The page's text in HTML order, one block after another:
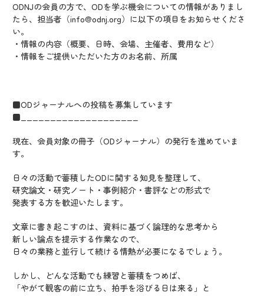
ODNJの会員の方で、ODを学ぶ機会についての情報がありまし
たら、担当者（info@odnj.org）に以下の項目をお知らせくださ
い。
・情報の内容（概要、日時、会場、主催者、費用など）
・情報をご提供いただいた方のお名前、所属
■ODジャーナルへの投稿を募集しています
■____________________
現在、会員対象の冊子（ODジャーナル）の発行を進めていま
す。
日々の活動で蓄積したODに関する知見を整理して、
研究論文・研究ノート・事例紹介・書評などの形式で
発表する方を歓迎いたします。
文章に書き起こすのは、資料に基づく論理的な思考から
新しい論点を提示する作業なので、
日々の業務と並行して続ける情熱が必要になるでしょう。
しかし、どんな活動でも練習と蓄積をつめば、
「やがて観客の前に立ち、拍手を浴びる日は来る」と